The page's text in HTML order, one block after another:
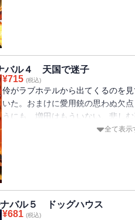
バル４ 天国で迷子
¥715 (税込)
伶がラブホテルから出てくるのを
いた。おまけに愛用銃の思わぬ欠
うにも、増田はもういない。悲し
の地図を渡す。そこには高校の先
全て表示
バル５ ドッグハウス
¥681 (税込)